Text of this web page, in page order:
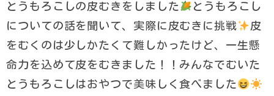
とうもろこしの皮むきをしました
とうもろこし
についての話を聞いて、実際に皮むきに挑戦
皮
をむくのは少しかたくて難しかったけど、一生懸
命力を込めて皮をむきました！！みんなでむいた
とうもろこしはおやつで美味しく食べました